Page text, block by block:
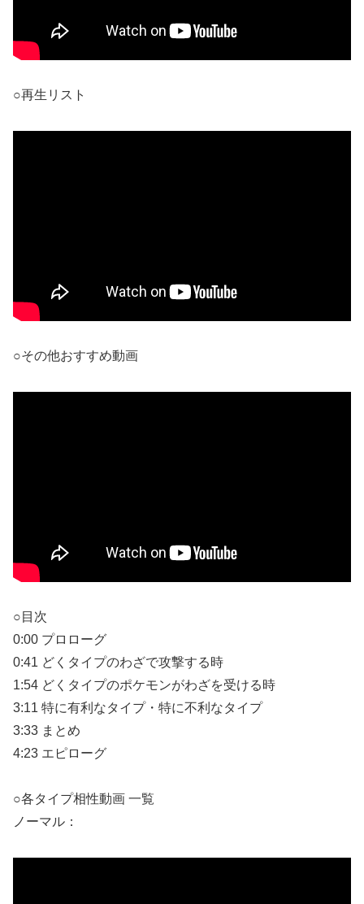
○再生リスト
○その他おすすめ動画
○目次
0:00 プロローグ
0:41 どくタイプのわざで攻撃する時
1:54 どくタイプのポケモンがわざを受ける時
3:11 特に有利なタイプ・特に不利なタイプ
3:33 まとめ
4:23 エピローグ
○各タイプ相性動画 一覧
ノーマル：